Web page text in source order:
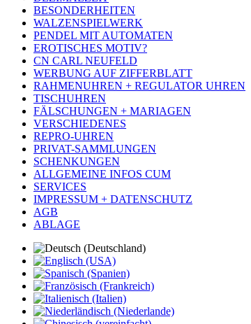
BESONDERHEITEN
WALZENSPIELWERK
PENDEL MIT AUTOMATEN
EROTISCHES MOTIV?
CN CARL NEUFELD
WERBUNG AUF ZIFFERBLATT
RAHMENUHREN + REGULATOR UHREN
TISCHUHREN
FÄLSCHUNGEN + MARIAGEN
VERSCHIEDENES
REPRO-UHREN
PRIVAT-SAMMLUNGEN
SCHENKUNGEN
ALLGEMEINE INFOS CUM
SERVICES
IMPRESSUM + DATENSCHUTZ
AGB
ABLAGE